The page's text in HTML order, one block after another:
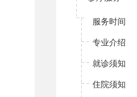
服务时间
专业介绍
就诊须知
住院须知